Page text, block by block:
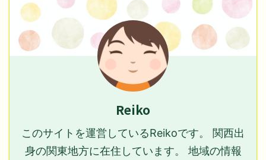
Reiko
このサイトを運営しているReikoです。 関西出
身の関東地方に在住しています。 地域の情報